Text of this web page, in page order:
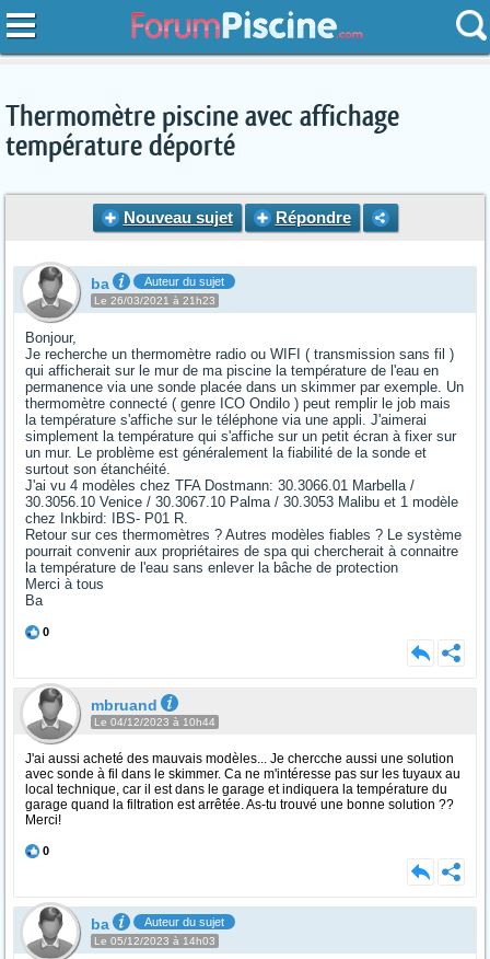
Thermomètre piscine avec affichage
température déporté
Nouveau sujet Répondre
ba Auteur du sujet
Le 26/03/2021 à 21h23
Bonjour,
Je recherche un thermomètre radio ou WIFI ( transmission sans fil )
qui afficherait sur le mur de ma piscine la température de l'eau en
permanence via une sonde placée dans un skimmer par exemple. Un
thermomètre connecté ( genre ICO Ondilo ) peut remplir le job mais
la température s'affiche sur le téléphone via une appli. J'aimerai
simplement la température qui s'affiche sur un petit écran à fixer sur
un mur. Le problème est généralement la fiabilité de la sonde et
surtout son étanchéité.
J'ai vu 4 modèles chez TFA Dostmann: 30.3066.01 Marbella /
30.3056.10 Venice / 30.3067.10 Palma / 30.3053 Malibu et 1 modèle
chez Inkbird: IBS- P01 R.
Retour sur ces thermomètres ? Autres modèles fiables ? Le système
pourrait convenir aux propriétaires de spa qui chercherait à connaitre
la température de l'eau sans enlever la bâche de protection
Merci à tous
Ba
0
mbruand
Le 04/12/2023 à 10h44
J'ai aussi acheté des mauvais modèles... Je chercche aussi une solution
avec sonde à fil dans le skimmer. Ca ne m'intéresse pas sur les tuyaux au
local technique, car il est dans le garage et indiquera la température du
garage quand la filtration est arrêtée. As-tu trouvé une bonne solution ??
Merci!
0
ba Auteur du sujet
Le 05/12/2023 à 14h03